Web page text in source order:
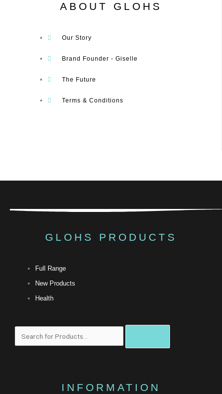
ABOUT GLOHS
Our Story
Brand Founder - Giselle
The Future
Terms & Conditions
GLOHS PRODUCTS
Full Range
New Products
Health
INFORMATION